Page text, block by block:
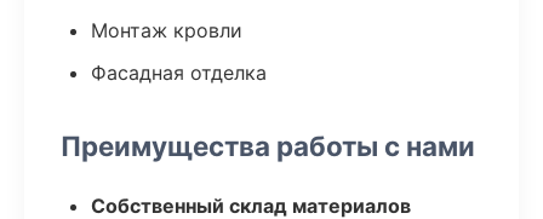
Монтаж кровли
Фасадная отделка
Преимущества работы с нами
Собственный склад материалов